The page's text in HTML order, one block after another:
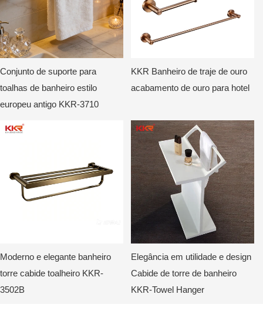
Conjunto de suporte para
toalhas de banheiro estilo
europeu antigo KKR-3710
KKR Banheiro de traje de ouro
acabamento de ouro para hotel
Moderno e elegante banheiro
torre cabide toalheiro KKR-
3502B
Elegância em utilidade e design
Cabide de torre de banheiro
KKR-Towel Hanger